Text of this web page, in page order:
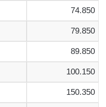
74.850
79.850
89.850
100.150
150.350